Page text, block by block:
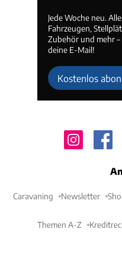
Jede Woche neu.
Fahrzeugen,
Zubehör und mehr
deine E-Mail!
Kostenlos
Caravaning Newsletter
Themen A-Z